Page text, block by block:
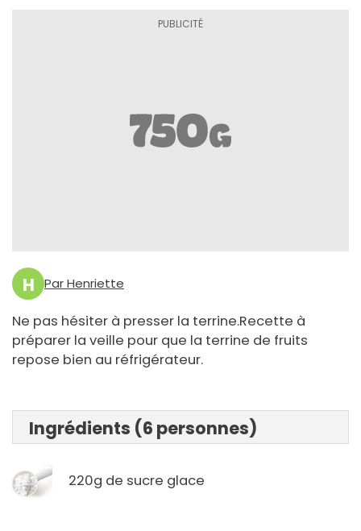
H Par Henriette
Ne pas hésiter à presser la terrine.Recette à
préparer la veille pour que la terrine de fruits
repose bien au réfrigérateur.
Ingrédients (6 personnes)
220g de sucre glace